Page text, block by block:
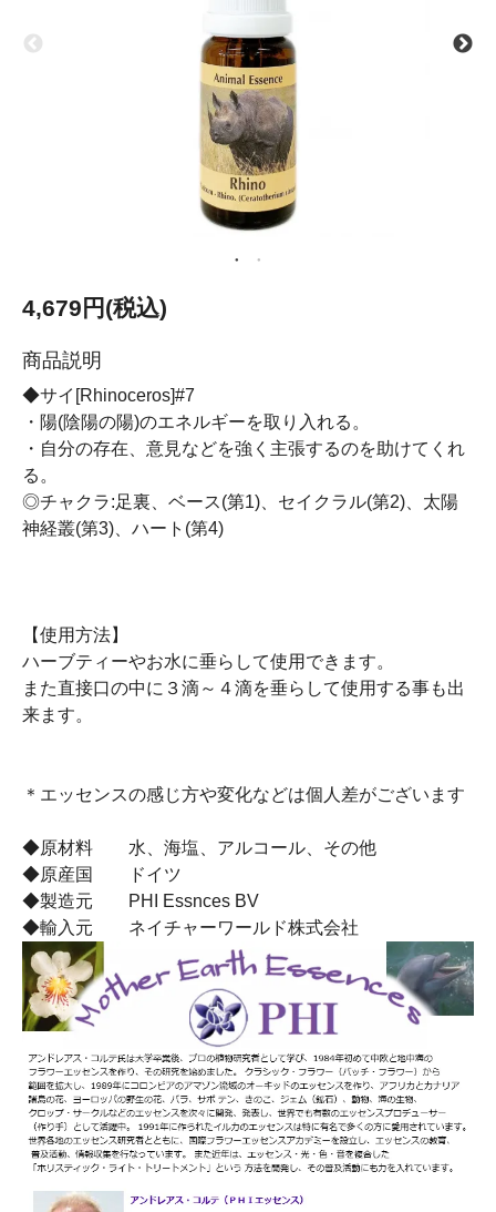
4,679円(税込)
商品説明
◆サイ[Rhinoceros]#7
・陽(陰陽の陽)のエネルギーを取り入れる。
・自分の存在、意見などを強く主張するのを助けてくれ
る。
◎チャクラ:足裏、ベース(第1)、セイクラル(第2)、太陽
神経叢(第3)、ハート(第4)
【使用方法】
ハーブティーやお水に垂らして使用できます。
また直接口の中に３滴～４滴を垂らして使用する事も出
来ます。
＊エッセンスの感じ方や変化などは個人差がございます
◆原材料 水、海塩、アルコール、その他
◆原産国 ドイツ
◆製造元 PHI Essnces BV
◆輸入元 ネイチャーワールド株式会社